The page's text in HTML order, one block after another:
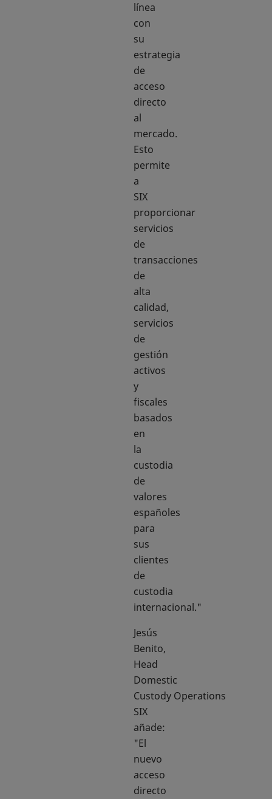
línea
con
su
estrategia
de
acceso
directo
al
mercado.
Esto
permite
a
SIX
proporcionar
servicios
de
transacciones
de
alta
calidad,
servicios
de
gestión
activos
y
fiscales
basados
en
la
custodia
de
valores
españoles
para
sus
clientes
de
custodia
internacional."
Jesús
Benito,
Head
Domestic
Custody Operations
SIX
añade:
"El
nuevo
acceso
directo